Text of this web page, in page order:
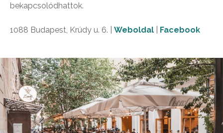
bekapcsolódhattok.
1088 Budapest, Krúdy u. 6. | Weboldal Facebook